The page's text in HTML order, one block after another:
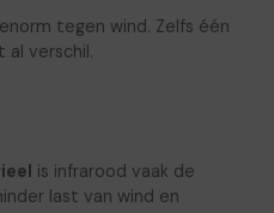
tegen wind. Zelfs één
al verschil.
is infrarood vaak de
last van wind en